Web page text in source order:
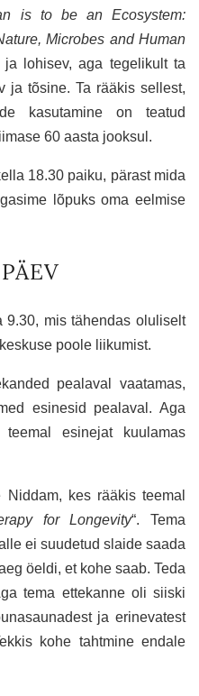
is to be an Ecosystem:
Microbes and Human
lohisev, aga tegelikult ta
ja tõsine. Ta rääkis sellest,
kasutamine on teatud
60 aasta jooksul.
18.30 paiku, pärast mida
lõpuks oma eelmise
9.30, mis tähendas oluliselt
poole liikumist.
pealaval vaatamas,
esinesid pealaval. Aga
esinejat kuulamas
kes rääkis teemal
for Longevity“. Tema
ei suudetud slaide saada
öeldi, et kohe saab. Teda
tema ettekanne oli siiski
ja erinevatest
kohe tahtmine endale